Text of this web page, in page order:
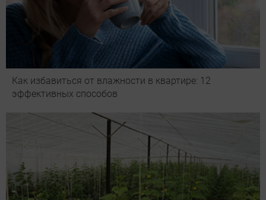
Как избавиться от влажности в квартире: 12
эффективных способов